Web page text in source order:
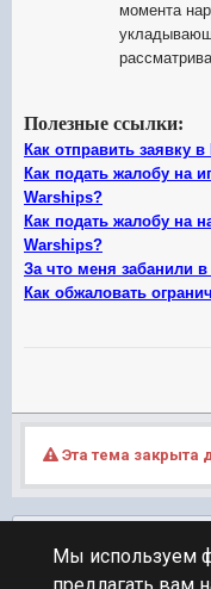
момента
Полезные ссылки:
Как отправить заявку
Как подать жалобу на
Warships?
Как подать жалобу на
Warships?
За что меня забанили
Как обжаловать
Эта тема закрыта
Мы используем